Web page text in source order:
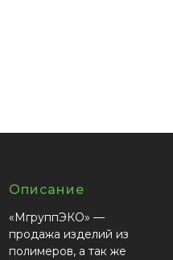
Описание
«МгруппЭКО» —
продажа изделий из
полимеров, а так же